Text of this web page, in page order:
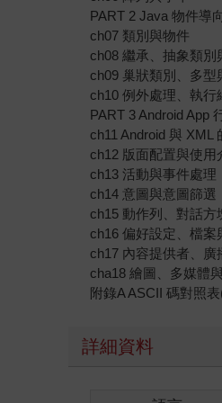
PART 2 Java 物件導
ch07 類別與物件
ch08 繼承、抽象類別
ch09 巢狀類別、多型
ch10 例外處理、執
PART 3 Android App
ch11 Android 與 XML
ch12 版面配置與使用
ch13 活動與事件處理
ch14 意圖與意圖篩選
ch15 動作列、對話方
ch16 偏好設定、檔案
ch17 內容提供者、廣
cha18 繪圖、多媒體
附錄A ASCII 碼對照
詳細資料